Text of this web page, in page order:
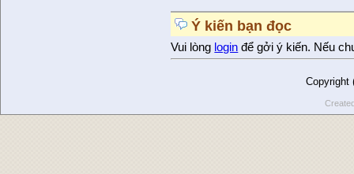
Ý kiến bạn đọc
Vui lòng login để gởi ý kiến. Nếu
Copyright